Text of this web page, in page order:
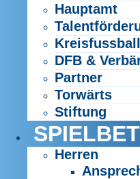
Hauptamt
DFB &
Partner
Torwärts
Stiftung
Herren